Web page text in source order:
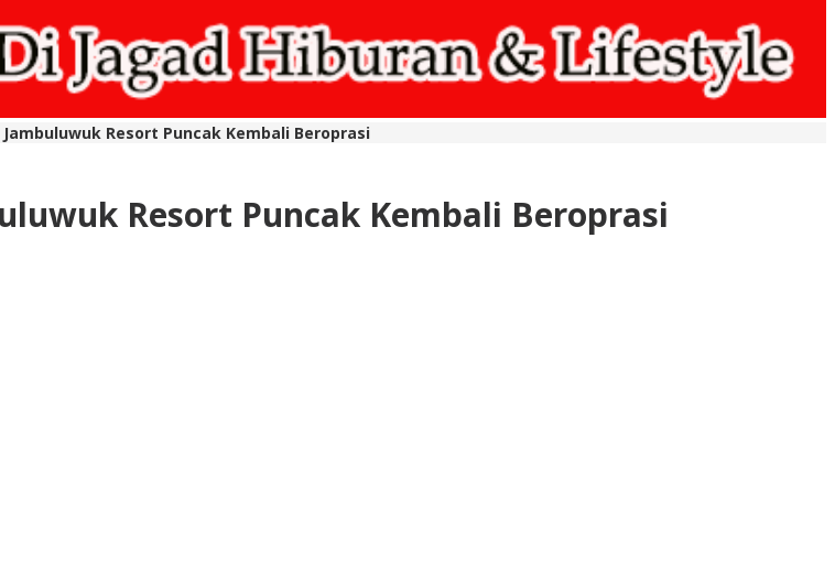
Resort Puncak Kembali Beroprasi
Resort Puncak Kembali Beroprasi